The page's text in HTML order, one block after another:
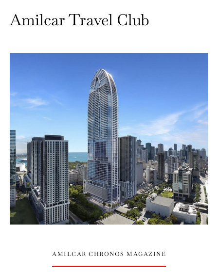
Amilcar Travel Club
AMILCAR CHRONOS MAGAZINE